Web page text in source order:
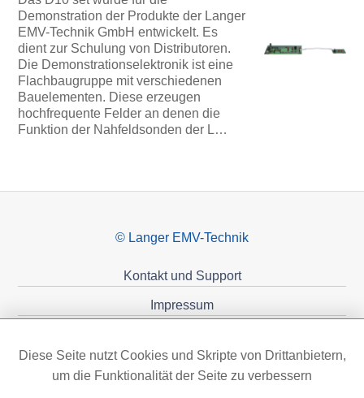
Demonstration der Produkte der Langer
EMV-Technik GmbH entwickelt. Es
dient zur Schulung von Distributoren.
Die Demonstrationselektronik ist eine
Flachbaugruppe mit verschiedenen
Bauelementen. Diese erzeugen
hochfrequente Felder an denen die
Funktion der Nahfeldsonden der L…
© Langer EMV-Technik
Kontakt und Support
Impressum
Diese Seite nutzt Cookies und Skripte von Drittanbietern,
um die Funktionalität der Seite zu verbessern